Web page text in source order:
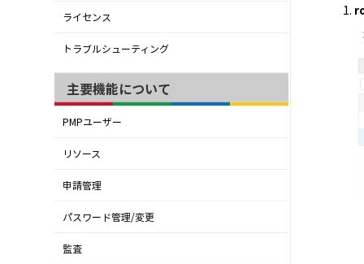
ライセンス
トラブルシューティング
主要機能について
PMPユーザー
リソース
申請管理
パスワード管理/変更
監査